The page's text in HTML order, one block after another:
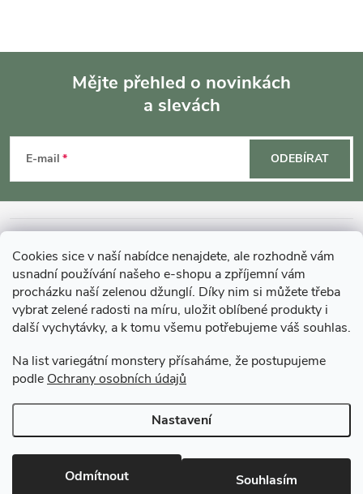
Cookies sice v naší nabídce nenajdete, ale rozhodně vám
usnadní používání našeho e-shopu a zpříjemní vám
procházku naší zelenou džunglí. Díky nim si můžete třeba
vybrat zelené radosti na míru, uložit oblíbené produkty i
další vychytávky, a k tomu všemu potřebujeme váš souhlas.
Na list variegátní monstery přísaháme, že postupujeme
podle Ochrany osobních údajů
Nastavení
Odmítnout Souhlasím
p
a
Mějte přehled o novinkách
a slevách
E-mail ODEBÍRAT
MOHLO BY VÁS ZAJÍMAT
O GARDNERS
Gardners Design - Projekt, realizace a údržba zahrad a interiérů
Copyright 2026Gardners-eshop.cz. Všechna práva vyhrazena.Upravit
nastavení cookies